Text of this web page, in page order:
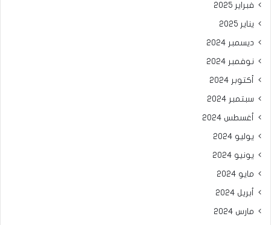
فبراير 2025
يناير 2025
ديسمبر 2024
نوفمبر 2024
أكتوبر 2024
سبتمبر 2024
أغسطس 2024
يوليو 2024
يونيو 2024
مايو 2024
أبريل 2024
مارس 2024